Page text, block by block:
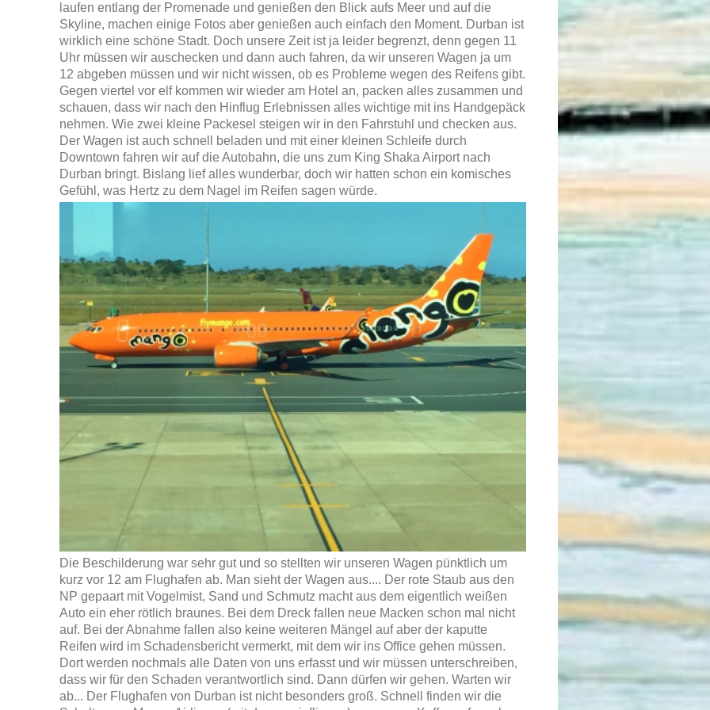
laufen entlang der Promenade und genießen den Blick aufs Meer und auf die
Skyline, machen einige Fotos aber genießen auch einfach den Moment. Durban ist
wirklich eine schöne Stadt. Doch unsere Zeit ist ja leider begrenzt, denn gegen 11
Uhr müssen wir auschecken und dann auch fahren, da wir unseren Wagen ja um
12 abgeben müssen und wir nicht wissen, ob es Probleme wegen des Reifens gibt.
Gegen viertel vor elf kommen wir wieder am Hotel an, packen alles zusammen und
schauen, dass wir nach den Hinflug Erlebnissen alles wichtige mit ins Handgepäck
nehmen. Wie zwei kleine Packesel steigen wir in den Fahrstuhl und checken aus.
Der Wagen ist auch schnell beladen und mit einer kleinen Schleife durch
Downtown fahren wir auf die Autobahn, die uns zum King Shaka Airport nach
Durban bringt. Bislang lief alles wunderbar, doch wir hatten schon ein komisches
Gefühl, was Hertz zu dem Nagel im Reifen sagen würde.
Die Beschilderung war sehr gut und so stellten wir unseren Wagen pünktlich um
kurz vor 12 am Flughafen ab. Man sieht der Wagen aus.... Der rote Staub aus den
NP gepaart mit Vogelmist, Sand und Schmutz macht aus dem eigentlich weißen
Auto ein eher rötlich braunes. Bei dem Dreck fallen neue Macken schon mal nicht
auf. Bei der Abnahme fallen also keine weiteren Mängel auf aber der kaputte
Reifen wird im Schadensbericht vermerkt, mit dem wir ins Office gehen müssen.
Dort werden nochmals alle Daten von uns erfasst und wir müssen unterschreiben,
dass wir für den Schaden verantwortlich sind. Dann dürfen wir gehen. Warten wir
ab... Der Flughafen von Durban ist nicht besonders groß. Schnell finden wir die